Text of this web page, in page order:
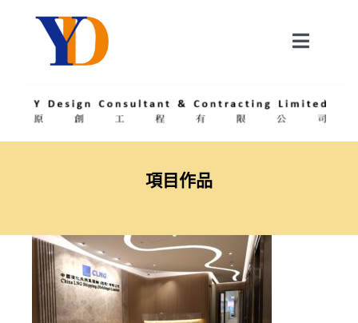
Toggle
關於我們
聯絡我們
繁中
項目作品